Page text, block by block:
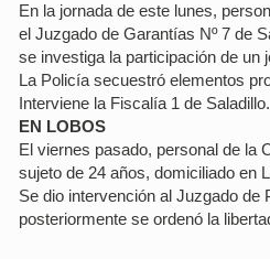
En la jornada de este lunes,
el Juzgado de Garantías Nº 7 de
se investiga la participación de un
La Policía secuestró elementos
Interviene la Fiscalía 1 de Saladillo.
EN LOBOS
El viernes pasado, personal de la
sujeto de 24 años, domiciliado en
Se dio intervención al Juzgado
posteriormente se ordenó la